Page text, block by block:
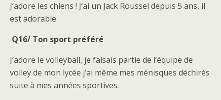
J’adore les chiens ! J’ai un Jack Roussel depuis 5 ans, il
est adorable
Q16/ Ton sport préféré
J’adore le volleyball, je faisais partie de l’équipe de
volley de mon lycée j’ai même mes ménisques déchirés
suite à mes années sportives.